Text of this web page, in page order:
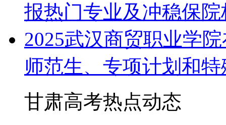
报热门专业及冲稳保
2025武汉商贸职业学
师范生、专项计划和
甘肃高考热点动态